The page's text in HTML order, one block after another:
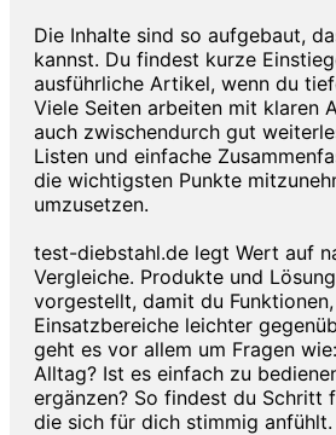
Die Inhalte sind so aufgebaut,
kannst. Du findest kurze
ausführliche Artikel, wenn du
Viele Seiten arbeiten mit klaren
auch zwischendurch gut
Listen und einfache
die wichtigsten Punkte
umzusetzen.
test-diebstahl.de legt Wert auf
Vergleiche. Produkte und
vorgestellt, damit du
Einsatzbereiche leichter
geht es vor allem um Fragen
Alltag? Ist es einfach zu
ergänzen? So findest du Schritt
die sich für dich stimmig anfühlt.